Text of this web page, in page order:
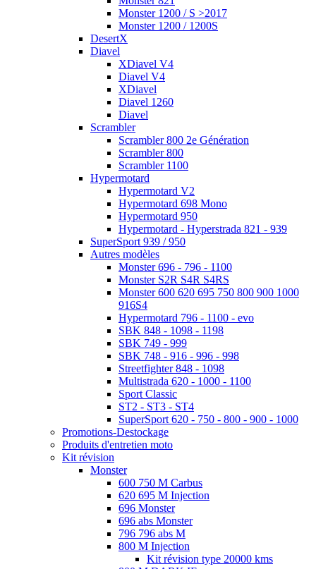
Monster 1200 / S >2017
Monster 1200 / 1200S
DesertX
Diavel
XDiavel V4
Diavel V4
XDiavel
Diavel 1260
Diavel
Scrambler
Scrambler 800 2e Génération
Scrambler 800
Scrambler 1100
Hypermotard
Hypermotard V2
Hypermotard 698 Mono
Hypermotard 950
Hypermotard - Hyperstrada 821 - 939
SuperSport 939 / 950
Autres modèles
Monster 696 - 796 - 1100
Monster S2R S4R S4RS
Monster 600 620 695 750 800 900 1000
916S4
Hypermotard 796 - 1100 - evo
SBK 848 - 1098 - 1198
SBK 749 - 999
SBK 748 - 916 - 996 - 998
Streetfighter 848 - 1098
Multistrada 620 - 1000 - 1100
Sport Classic
ST2 - ST3 - ST4
SuperSport 620 - 750 - 800 - 900 - 1000
Promotions-Destockage
Produits d'entretien moto
Kit révision
Monster
600 750 M Carbus
620 695 M Injection
696 Monster
696 abs Monster
796 796 abs M
800 M Injection
Kit révision type 20000 kms